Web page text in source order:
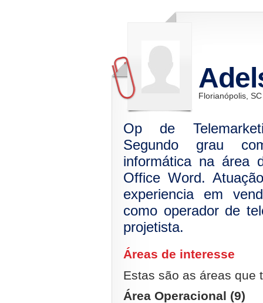
Florianópolis, SC
Op de
Segundo grau
informática na área
Office Word.
experiencia em
como operador de
projetista.
Áreas de interesse
Estas são as áreas que
Área Operacional (9)